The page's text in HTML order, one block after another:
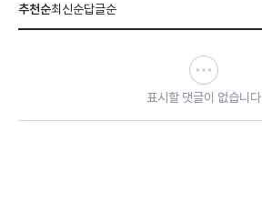
추천순최신순답글순
표시할 댓글이 없습니다